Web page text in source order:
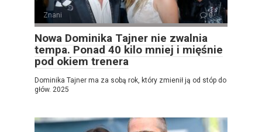
Znani 0
Nowa Dominika Tajner nie zwalnia
tempa. Ponad 40 kilo mniej i mięśnie
pod okiem trenera
Dominika Tajner ma za sobą rok, który zmienił ją od stóp do
głów. 2025